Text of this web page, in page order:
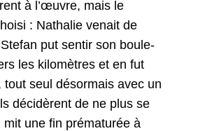
à l’œuvre, mais le
: Nathalie venait de
put sen­tir son boule­
les kilo­mètres et en fut
tout seul désor­mais avec un
décidèrent de ne plus se
mit une fin pré­maturée à